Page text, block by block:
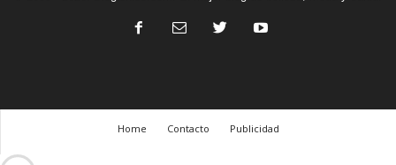
Home Contacto Publicidad